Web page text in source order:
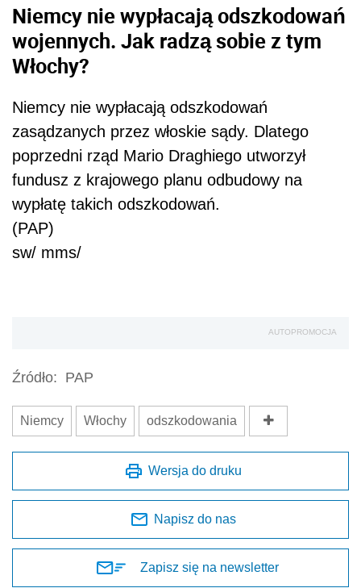
Niemcy nie wypłacają odszkodowań
wojennych. Jak radzą sobie z tym
Włochy?
Niemcy nie wypłacają odszkodowań
zasądzanych przez włoskie sądy. Dlatego
poprzedni rząd Mario Draghiego utworzył
fundusz z krajowego planu odbudowy na
wypłatę takich odszkodowań.
(PAP)
sw/ mms/
AUTOPROMOCJA
Źródło: PAP
Niemcy Włochy odszkodowania
Wersja do druku
Napisz do nas
Zapisz się na newsletter